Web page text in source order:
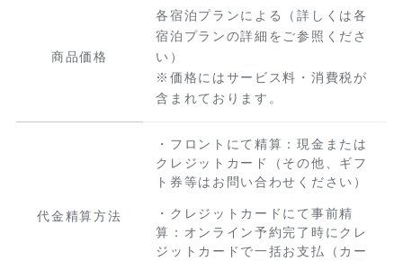
商品価格
各宿泊プランによる（詳しくは各
宿泊プランの詳細をご参照くださ
い）
※価格にはサービス料・消費税が
含まれております。
代金精算方法
・フロントにて精算：現金または
クレジットカード（その他、ギフ
ト券等はお問い合わせください）
・クレジットカードにて事前精
算：オンライン予約完了時にクレ
ジットカードで一括お支払（カー